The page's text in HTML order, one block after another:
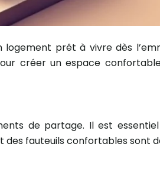
prêt à vivre dès
créer un espace
de partage. Il est
des fauteuils confortables sont